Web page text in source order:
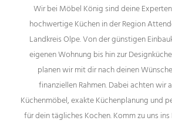
Wir bei Möbel König sind deine
hochwertige Küchen in der Region
Landkreis Olpe. Von der günstigen
eigenen Wohnung bis hin zur
planen wir mit dir nach deinen
finanziellen Rahmen. Dabei achten wir
Küchenmöbel, exakte Küchenplanung und
für dein tägliches Kochen. Komm zu uns ins